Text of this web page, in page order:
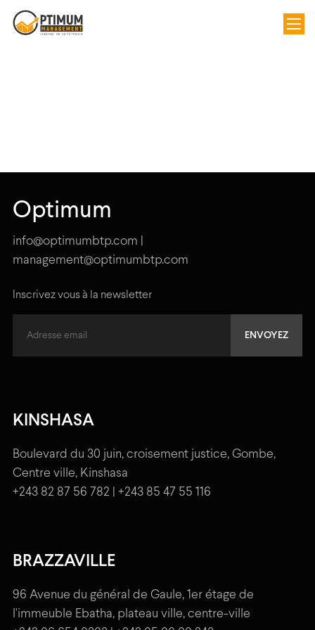
Optimum
info@optimumbtp.com |
management@optimumbtp.com
Inscrivez vous à la newsletter
KINSHASA
Boulevard du 30 juin, croisement justice, Gombe,
Centre ville, Kinshasa
+243 82 87 56 782 | +243 85 47 55 116
BRAZZAVILLE
96 Avenue du général de Gaule, 1er étage de
l'immeuble Ebatha, plateau ville, centre-ville